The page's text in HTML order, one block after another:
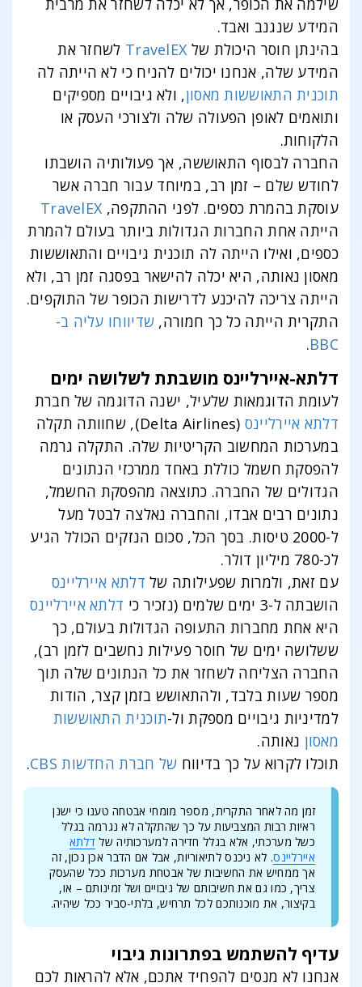
המידע שנגנב ואבד.
בהינתן חוסר היכולת של TravelEX לשחזר את
המידע שלה, אנחנו יכולים להניח כי לא הייתה לה
תוכנית התאוששות מאסון, ולא גיבויים מספיקים
ותואמים לאופן הפעולה שלה ולצורכי העסק או
הלקוחות.
החברה לבסוף התאוששה, אך פעולותיה הושבתו
לחודש שלם – זמן רב, במיוחד עבור חברה אשר
עוסקת בהמרת כספים. לפני ההתקפה, TravelEX
הייתה אחת החברות הגדולות ביותר בעולם להמרת
כספים, ואילו הייתה לה תוכנית גיבויים והתאוששות
מאסון נאותה, היא יכלה להישאר בפסגה זמן רב, ולא
הייתה צריכה להיכנע לדרישות הכופר של התוקפים.
התקרית הייתה כל כך חמורה, שדיווחו עליה ב-
BBC
.
דלתא-איירליינס מושבתת לשלושה ימים
לעומת הדוגמאות שלעיל, ישנה הדוגמה של חברת
דלתא איירליינס
(Delta Airlines), שחוותה תקלה
במערכות המחשוב הקריטיות שלה. התקלה גרמה
להפסקת חשמל כוללת באחד ממרכזי הנתונים
הגדולים של החברה. כתוצאה מהפסקת החשמל,
נתונים רבים אבדו, והחברה נאלצה לבטל מעל
ל-2000 טיסות. בסך הכל, סכום הנזקים הכולל הגיע
לכ-780 מיליון דולר.
עם זאת, ולמרות שפעילותה של דלתא איירליינס
הושבתה ל-3 ימים שלמים (נזכיר כי
דלתא איירליינס
היא אחת מחברות התעופה הגדולות בעולם, כך
ששלושה ימים של חוסר פעילות נחשבים לזמן רב),
החברה הצליחה לשחזר את כל הנתונים שלה תוך
מספר שעות בלבד, ולהתאושש בזמן קצר, הודות
למדיניות גיבויים מספקת ול-תוכנית התאוששות
מאסון נאותה.
תוכלו לקרוא על כך בדיווח של חברת החדשות CBS .
זמן מה לאחר התקרית, מספר מומחי אבטחה טענו כי ישנן
ראיות רבות המצביעות על כך שהתקלה לא נגרמה בגלל
כשל מערכתי, אלא בגלל חדירה למערכותיה של דלתא
איירליינס. לא ניכנס לתיאוריות, אבל אם הדבר אכן נכון, זה
אך ממחיש את החשיבות של אבטחת מערכות ככל שהעסק
צריך, כמו גם את חשיבותם של גיבויים ושל זמינותם – או,
בקיצור, את מוכנותכם לכל תרחיש, בלתי-סביר ככל שיהיה.
עדיף להשתמש בפתרונות גיבוי
אנחנו לא מנסים להפחיד אתכם, אלא להראות לכם